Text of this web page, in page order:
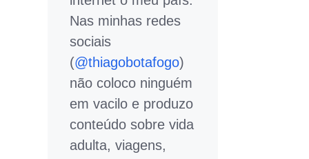
Nas minhas redes
sociais
(@thiagobotafogo)
não coloco ninguém
em vacilo e produzo
conteúdo sobre vida
adulta, viagens,